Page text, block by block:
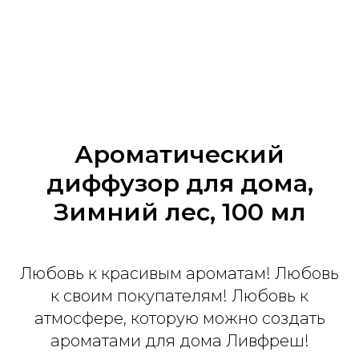
Ароматический
диффузор для дома,
Зимний лес, 100 мл
Любовь к красивым ароматам! Любовь
к своим покупателям! Любовь к
атмосфере, которую можно создать
ароматами для дома Ливфреш!